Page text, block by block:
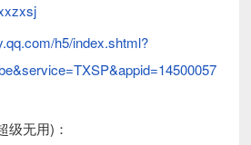
h5/index.shtml?
级无用)：